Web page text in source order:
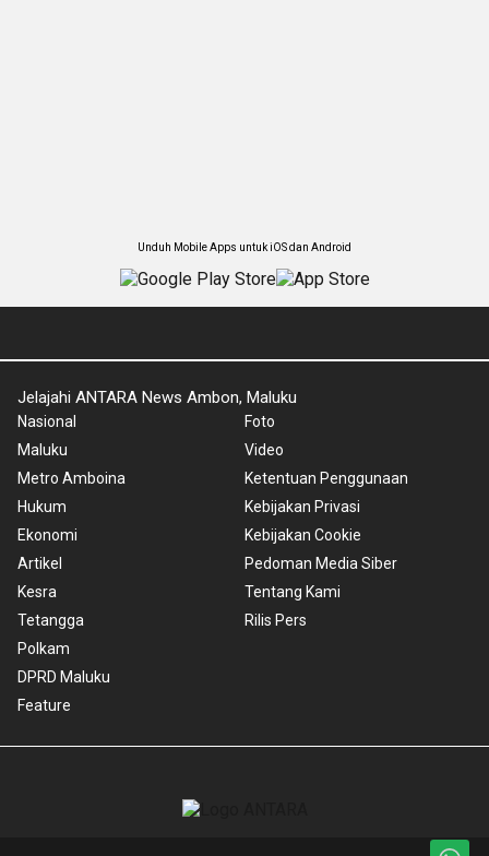
Unduh Mobile Apps untuk iOS dan Android
Jelajahi ANTARA News Ambon, Maluku
Nasional
Maluku
Metro Amboina
Hukum
Ekonomi
Artikel
Kesra
Tetangga
Polkam
DPRD Maluku
Feature
Foto
Video
Ketentuan Penggunaan
Kebijakan Privasi
Kebijakan Cookie
Pedoman Media Siber
Tentang Kami
Rilis Pers